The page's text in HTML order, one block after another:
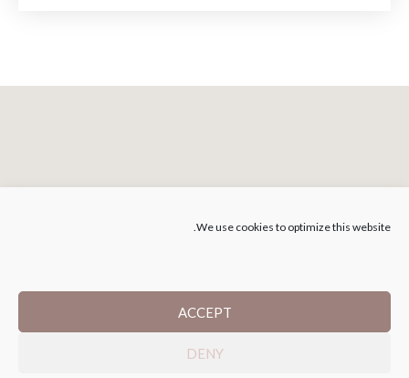
We use cookies to optimize this website.
ACCEPT
DENY